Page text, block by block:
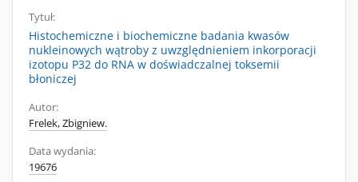
Tytuł:
Histochemiczne i biochemiczne badania kwasów
nukleinowych wątroby z uwzględnieniem inkorporacji
izotopu P32 do RNA w doświadczalnej toksemii
błoniczej
Autor:
Frelek, Zbigniew.
Data wydania:
19676